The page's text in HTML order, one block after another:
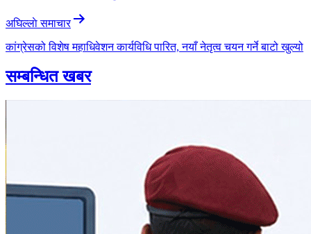
अघिल्लाे समाचार
कांग्रेसको विशेष महाधिवेशन कार्यविधि पारित, नयाँ नेतृत्व चयन गर्ने बाटो खुल्यो
सम्बन्धित खबर